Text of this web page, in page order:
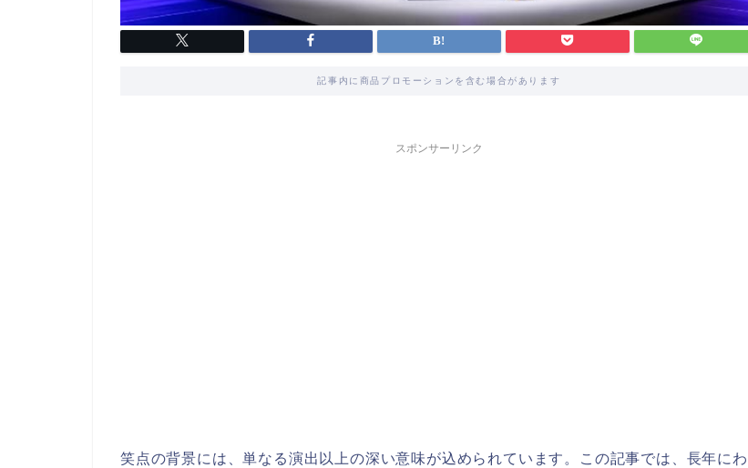
記事内に商品プロモーションを含む場合があります
スポンサーリンク
笑点の背景には、単なる演出以上の深い意味が込められています。この記事では、長年にわ